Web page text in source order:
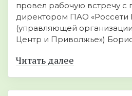
провел рабочую встречу с
директором ПАО «Россети
(управляющей
Центр и Приволжье»)
Читать далее